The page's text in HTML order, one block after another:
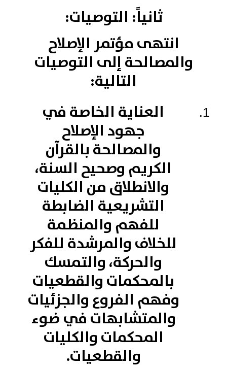
ثانياً: التوصيات:
انتهى مؤتمر الإصلاح
والمصالحة إلى التوصيات
التالية:
العناية الخاصة في
جهود الإصلاح
والمصالحة بالقرآن
الكريم وصحيح السنة،
والانطلاق من الكليات
التشريعية الضابطة
للفهم والمنظمة
للخلاف والمرشدة للفكر
والحركة، والتمسك
بالمحكمات والقطعيات
وفهم الفروع والجزئيات
والمتشابهات في ضوء
المحكمات والكليات
والقطعيات.